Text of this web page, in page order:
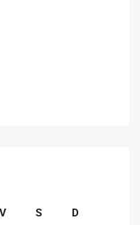
V S D